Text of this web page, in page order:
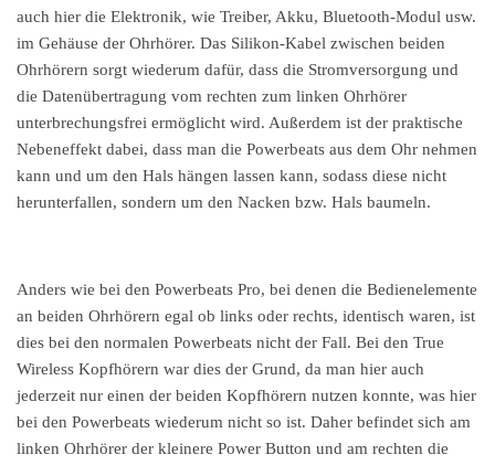
auch hier die Elektronik, wie Treiber, Akku, Bluetooth-Modul usw.
im Gehäuse der Ohrhörer. Das Silikon-Kabel zwischen beiden
Ohrhörern sorgt wiederum dafür, dass die Stromversorgung und
die Datenübertragung vom rechten zum linken Ohrhörer
unterbrechungsfrei ermöglicht wird. Außerdem ist der praktische
Nebeneffekt dabei, dass man die Powerbeats aus dem Ohr nehmen
kann und um den Hals hängen lassen kann, sodass diese nicht
herunterfallen, sondern um den Nacken bzw. Hals baumeln.
Anders wie bei den Powerbeats Pro, bei denen die Bedienelemente
an beiden Ohrhörern egal ob links oder rechts, identisch waren, ist
dies bei den normalen Powerbeats nicht der Fall. Bei den True
Wireless Kopfhörern war dies der Grund, da man hier auch
jederzeit nur einen der beiden Kopfhörern nutzen konnte, was hier
bei den Powerbeats wiederum nicht so ist. Daher befindet sich am
linken Ohrhörer der kleinere Power Button und am rechten die